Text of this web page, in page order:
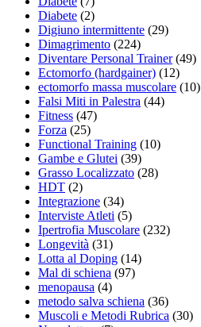
Diabete (2)
Digiuno intermittente (29)
Dimagrimento (224)
Diventare Personal Trainer(49)
Ectomorfo (hardgainer) (12)
ectomorfo massa muscolare (10)
Falsi Miti in Palestra (44)
Fitness (47)
Forza (25)
Functional Training (10)
Gambe e Glutei (39)
Grasso Localizzato (28)
HDT (2)
Integrazione (34)
Interviste Atleti (5)
Ipertrofia Muscolare (232)
Longevità (31)
Lotta al Doping (14)
Mal di schiena (97)
menopausa (4)
metodo salva schiena (36)
Muscoli e Metodi Rubrica (30)